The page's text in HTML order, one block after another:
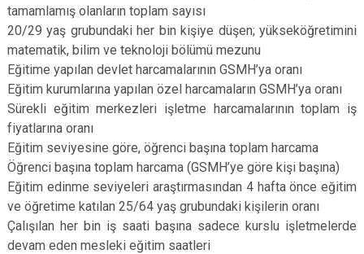
tamamlamış olanların toplam sayısı
20/29 yaş grubundaki her bin kişiye düşen; yükseköğretimini
matematik, bilim ve teknoloji bölümü mezunu
Eğitime yapılan devlet harcamalarının GSMH’ya oranı
Eğitim kurumlarına yapılan özel harcamaların GSMH’ya oranı
Sürekli eğitim merkezleri işletme harcamalarının toplam iş
fiyatlarına oranı
Eğitim seviyesine göre, öğrenci başına toplam harcama
Öğrenci başına toplam harcama (GSMH’ye göre kişi başına)
Eğitim edinme seviyeleri araştırmasından 4 hafta önce eğitim
ve öğretime katılan 25/64 yaş grubundaki kişilerin oranı
Çalışılan her bin iş saati başına sadece kurslu işletmelerde
devam eden mesleki eğitim saatleri